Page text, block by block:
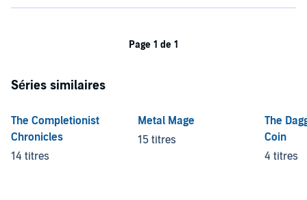
Page 1 de 1
Séries similaires
The Completionist
Chronicles
14 titres
Metal Mage
15 titres
The
Coin
4 titres